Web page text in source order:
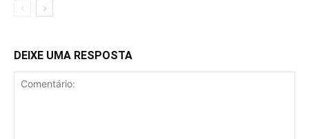
DEIXE UMA RESPOSTA